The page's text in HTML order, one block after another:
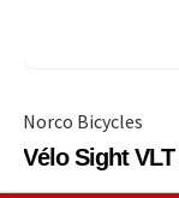
Norco Bicycles
Vélo Sight